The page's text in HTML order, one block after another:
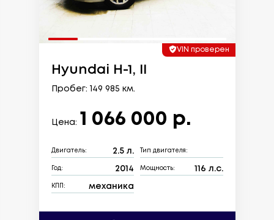
VIN проверен
Hyundai H-1, II
Пробег: 149 985 км.
Цена: 1 066 000 р.
Двигатель: 2.5 л. Тип двигателя:
Год: 2014 Мощность: 116 л.с.
КПП: механика